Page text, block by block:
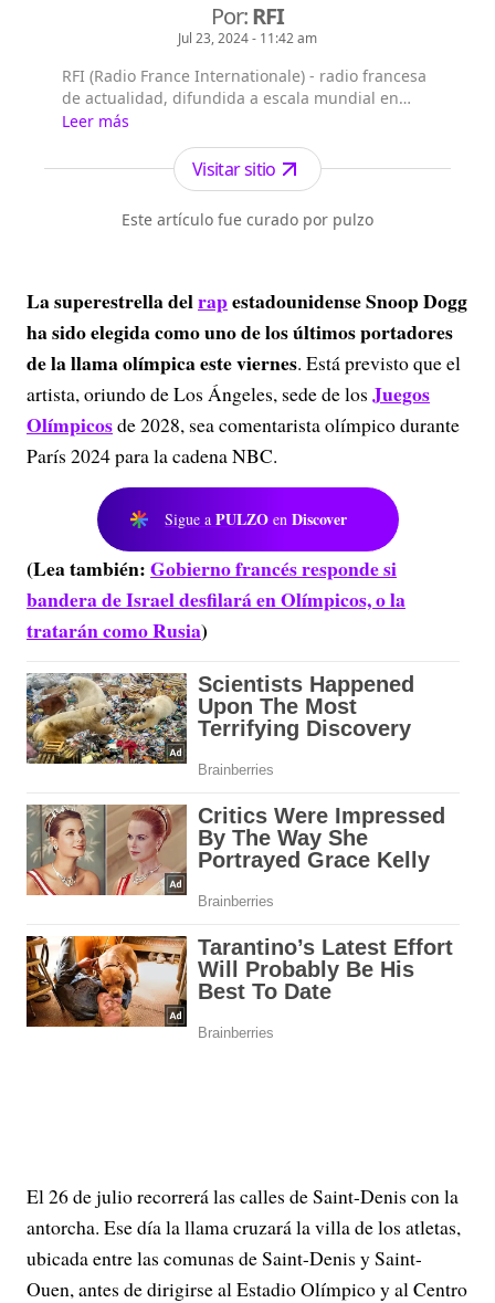
Por:RFI
Jul 23, 2024 - 11:42 am
RFI (Radio France Internationale) - radio francesa
de actualidad, difundida a escala mundial en
francés y en 15 idiomas más*, mediante 156
repetidores de FM en ondas medias y cortas en
una treintena de satélites a destino de los cinco
continentes, en Internet y en aplicaciones
conectadas, que cuenta con más de 2.000 radios
asociadas que emiten sus progra...
Leer más
Visitar sitio
Este artículo fue curado por pulzo
La superestrella delrapestadounidense Snoop Dogg
ha sido elegida como uno de los últimos portadores
de la llama olímpica este viernes. Está previsto que el
artista, oriundo de Los Ángeles, sede de los Juegos
Olímpicosde 2028, sea comentarista olímpico durante
París 2024 para la cadena NBC.
Sigue a PULZO en Discover
(Lea también:Gobierno francés responde si
bandera de Israel desfilará en Olímpicos, o la
tratarán como Rusia)
El 26 de julio recorrerá las calles de Saint-Denis con la
antorcha. Ese día la llama cruzará la villa de los atletas,
ubicada entre las comunas de Saint-Denis y Saint-
Ouen, antes de dirigirse al Estadio Olímpico y al Centro